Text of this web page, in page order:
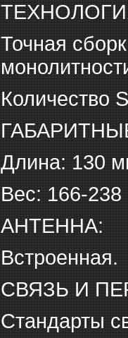
Точная
Количество
Длина: 130
Вес: 166-238
АНТЕННА:
Встроенная.
СВЯЗЬ И
Стандарты